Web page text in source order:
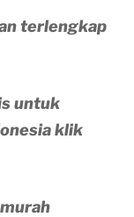
terlengkap
untuk
klik